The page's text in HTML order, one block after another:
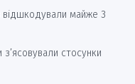
відшкодували майже 3
стосунки